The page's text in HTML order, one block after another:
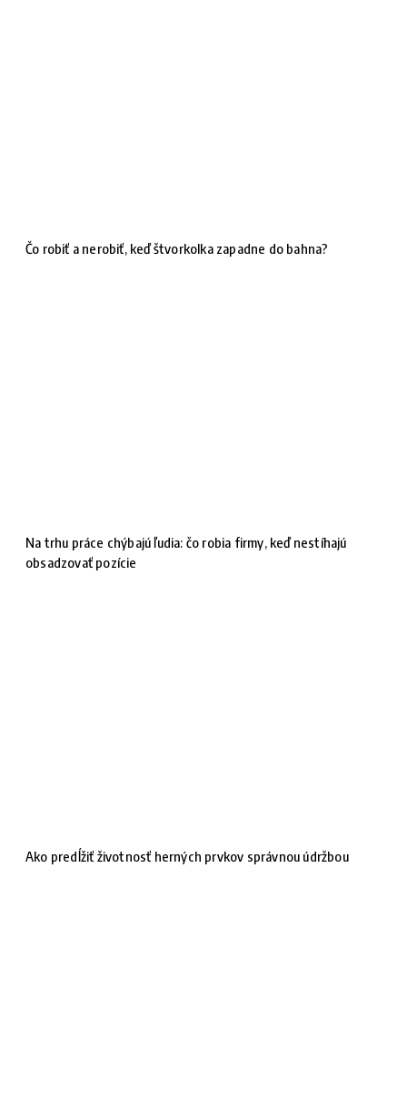
Čo robiť a nerobiť, keď štvorkolka zapadne do bahna?
Na trhu práce chýbajú ľudia: čo robia firmy, keď nestíhajú
obsadzovať pozície
Ako predĺžiť životnosť herných prvkov správnou údržbou